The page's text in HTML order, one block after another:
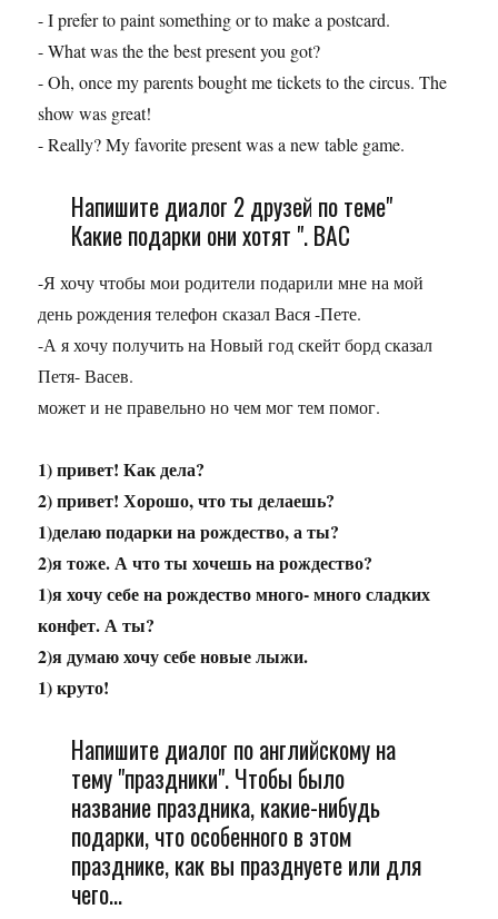
- I prefer to paint something or to make a postcard.
- What was the the best present you got?
- Oh, once my parents bought me tickets to the circus. The
show was great!
- Really? My favorite present was a new table game.
Напишите диалог 2 друзей по теме"
Какие подарки они хотят ". ВАС
-Я хочу чтобы мои родители подарили мне на мой
день рождения телефон сказал Вася -Пете.
-А я хочу получить на Новый год скейт борд сказал
Петя- Васев.
может и не правельно но чем мог тем помог.
1) привет! Как дела?
2) привет! Хорошо, что ты делаешь?
1)делаю подарки на рождество, а ты?
2)я тоже. А что ты хочешь на рождество?
1)я хочу себе на рождество много- много сладких
конфет. А ты?
2)я думаю хочу себе новые лыжи.
1) круто!
Напишите диалог по английскому на
тему "праздники". Чтобы было
название праздника, какие-нибудь
подарки, что особенного в этом
празднике, как вы празднуете или для
чего...